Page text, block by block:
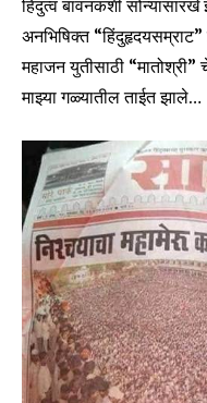
हिंदुत्व बावनकशी
अनभिषिक्त
महाजन युतीसाठी
माझ्या गळ्यातील ताईत झाले…